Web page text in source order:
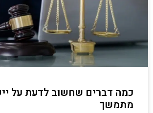
כמה דברים שחשוב לדעת על
מתמשך